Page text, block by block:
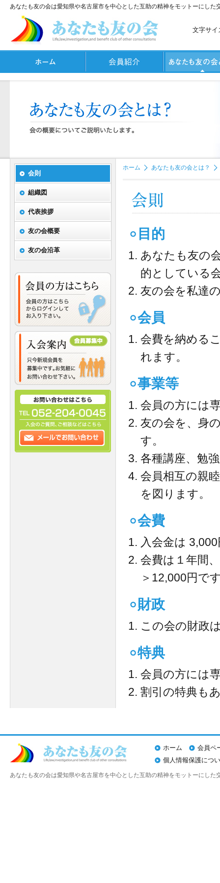
あなたも友の会は愛知県や名古屋市を中心とした互助の精神をモットーにした
文字サイ
ホーム あなたも友の会とは？
目的
あなたも友の
的としている
友の会を私達
会員
会費を納める
れます。
事業等
会員の方には
友の会を、身
す。
各種講座、勉
会員相互の親
を図ります。
会費
入会金は
会費は１年間
＞12,000円で
財政
この会の財政
特典
会員の方には
割引の特典も
会則
組織図
代表挨拶
友の会概要
友の会沿革
ホーム
会員ペ
個人情報保護につ
あなたも友の会は愛知県や名古屋市を中心とした互助の精神をモットーにした